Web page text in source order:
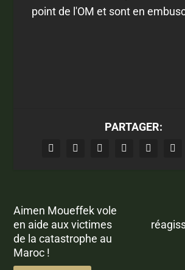
point de l'OM et sont en
PARTAGER:
Aimen Moueffek vole
en aide aux victimes
de la catastrophe au
Maroc !